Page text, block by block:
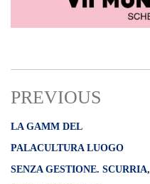
PREVIOUS
LA GAMM DEL
PALACULTURA LUOGO
SENZA GESTIONE. SCURRIA,